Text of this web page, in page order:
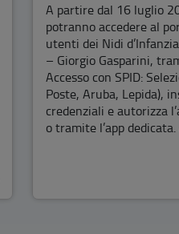
A partire dal 16 luglio
potranno accedere al
utenti dei Nidi
– Giorgio Gasparini,
Accesso con SPID:
Poste, Aruba, Lepida),
credenziali e autorizza
o tramite l’app